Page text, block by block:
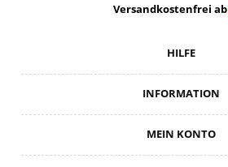
Versandkostenfrei ab
HILFE
INFORMATION
MEIN KONTO